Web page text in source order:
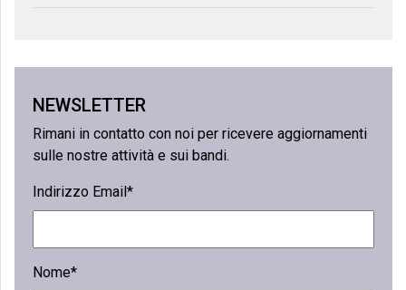
NEWSLETTER
Rimani in contatto con noi per ricevere aggiornamenti
sulle nostre attività e sui bandi.
Indirizzo Email*
Nome*